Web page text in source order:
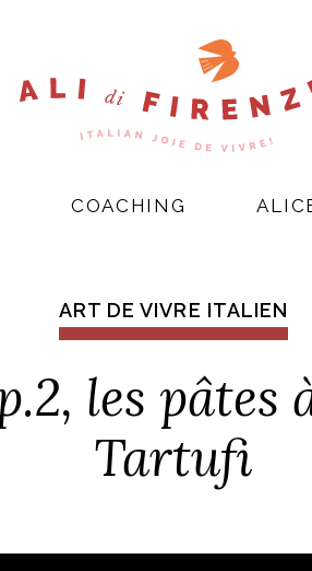
COACHING
ART DE VIVRE ITALIEN
les
Tartufi